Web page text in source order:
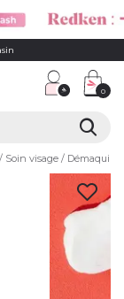
0
Soin visage